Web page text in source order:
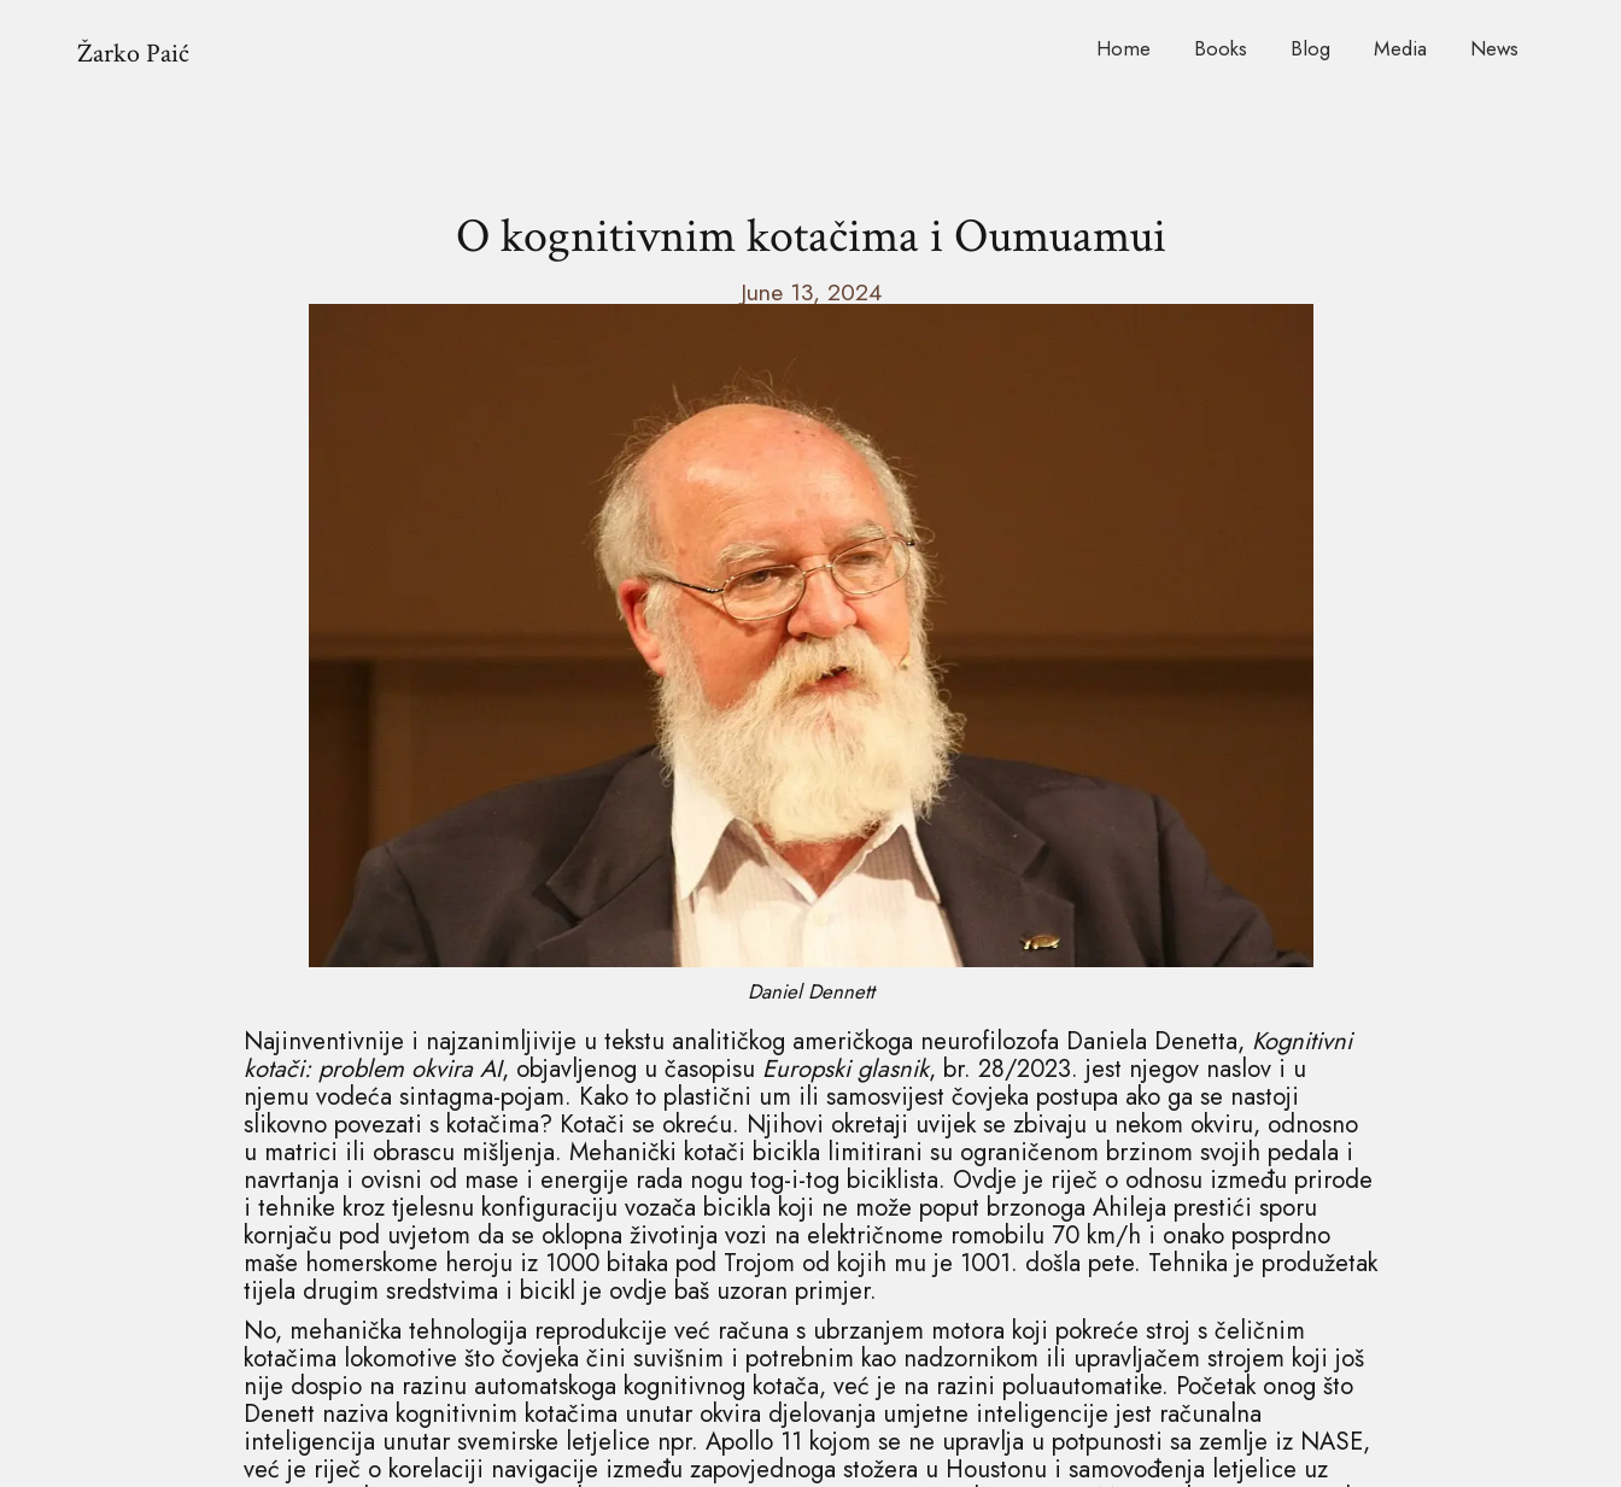
Žarko Paić Home Books Blog Media News
O kognitivnim kotačima i Oumuamui
June 13, 2024
Daniel Dennett
Najinventivnije i najzanimljivije u tekstu analitičkog američkoga neurofilozofa Daniela Denetta, Kognitivni
kotači: problem okvira AI, objavljenog u časopisu Europski glasnik, br. 28/2023. jest njegov naslov i u
njemu vodeća sintagma-pojam. Kako to plastični um ili samosvijest čovjeka postupa ako ga se nastoji
slikovno povezati s kotačima? Kotači se okreću. Njihovi okretaji uvijek se zbivaju u nekom okviru, odnosno
u matrici ili obrascu mišljenja. Mehanički kotači bicikla limitirani su ograničenom brzinom svojih pedala i
navrtanja i ovisni od mase i energije rada nogu tog-i-tog biciklista. Ovdje je riječ o odnosu između prirode
i tehnike kroz tjelesnu konfiguraciju vozača bicikla koji ne može poput brzonoga Ahileja prestići sporu
kornjaču pod uvjetom da se oklopna životinja vozi na električnome romobilu 70 km/h i onako posprdno
maše homerskome heroju iz 1000 bitaka pod Trojom od kojih mu je 1001. došla pete. Tehnika je produžetak
tijela drugim sredstvima i bicikl je ovdje baš uzoran primjer.
No, mehanička tehnologija reprodukcije već računa s ubrzanjem motora koji pokreće stroj s čeličnim
kotačima lokomotive što čovjeka čini suvišnim i potrebnim kao nadzornikom ili upravljačem strojem koji još
nije dospio na razinu automatskoga kognitivnog kotača, već je na razini poluautomatike. Početak onog što
Denett naziva kognitivnim kotačima unutar okvira djelovanja umjetne inteligencije jest računalna
inteligencija unutar svemirske letjelice npr. Apollo 11 kojom se ne upravlja u potpunosti sa zemlje iz NASE,
već je riječ o korelaciji navigacije između zapovjednoga stožera u Houstonu i samovođenja letjelice uz